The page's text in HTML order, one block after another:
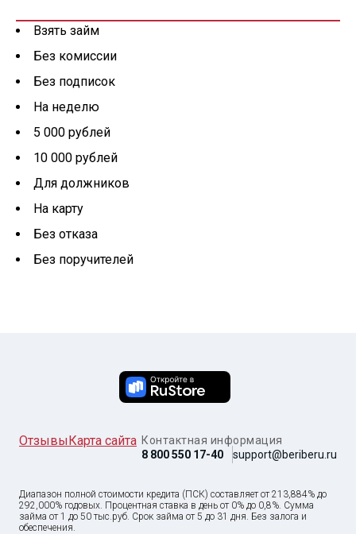
Взять займ
Без комиссии
Без подписок
На неделю
5 000 рублей
10 000 рублей
Для должников
На карту
Без отказа
Без поручителей
ОтзывыКарта сайта Контактная информация
8 800 550 17-40
support@beriberu.ru
Диапазон полной стоимости кредита (ПСК) составляет от 213,884% до
292,000% годовых. Процентная ставка в день от 0% до 0,8%. Сумма
займа от1 до 50 тыс.руб. Срок займа от 5 до 31 дня. Без залога и
обеспечения.